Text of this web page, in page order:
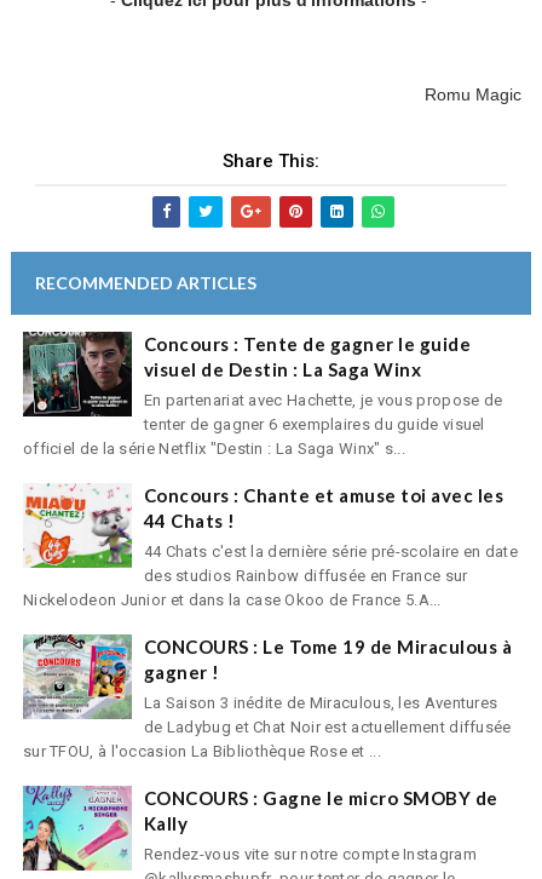
Romu Magic
Share This:
RECOMMENDED ARTICLES
Concours : Tente de gagner le guide
visuel de Destin : La Saga Winx
En partenariat avec Hachette, je vous propose de
tenter de gagner 6 exemplaires du guide visuel
officiel de la série Netflix "Destin : La Saga Winx" s...
Concours : Chante et amuse toi avec les
44 Chats !
44 Chats c'est la dernière série pré-scolaire en date
des studios Rainbow diffusée en France sur
Nickelodeon Junior et dans la case Okoo de France 5.A...
CONCOURS : Le Tome 19 de Miraculous à
gagner !
La Saison 3 inédite de Miraculous, les Aventures
de Ladybug et Chat Noir est actuellement diffusée
sur TFOU, à l'occasion La Bibliothèque Rose et ...
CONCOURS : Gagne le micro SMOBY de
Kally
Rendez-vous vite sur notre compte Instagram